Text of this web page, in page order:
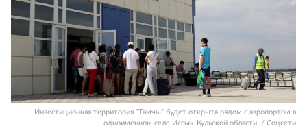
Инвестиционная территория "Тамчы" будет открыта рядом с аэропортом в
одноименном селе Иссык-Кульской области. / Соцсети